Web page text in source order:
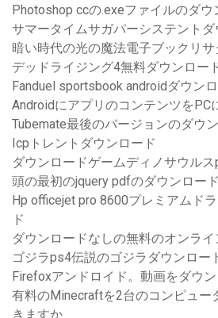
Photoshop ccの.exeファイルのダウ
サマータイムサガパーシステント
暗い時代の光の魔法電子ブックリ
デッドライジング4無料ダウンロー
Fanduel sportsbook androidダウン
AndroidにアプリのコンテンツをPC
Tubemate最後のバージョンのダウ
Icpトレントダウンロード
ダウンロードゲームディノサウルス
頭の最初のjquery pdfのダウンロード
Hp officejet pro 8600プレミアムド
ド
ダウンロードなしの無料のオンラ
ゴジラps4伝説のゴジラダウンロー
Firefoxアンドロイド。動画をダウ
有料のMinecraftを2台のコンピュー
きますか